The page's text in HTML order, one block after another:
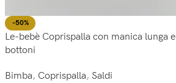
-50%
Le-bebè Coprispalla con manica lunga e
bottoni
Bimba, Coprispalla, Saldi